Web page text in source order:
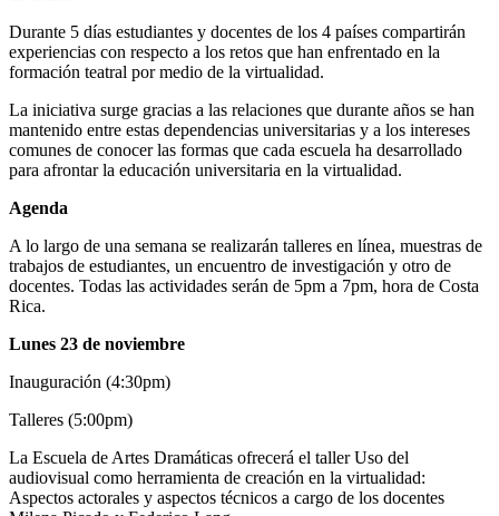
Durante 5 días estudiantes y docentes de los 4 países compartirán
experiencias con respecto a los retos que han enfrentado en la
formación teatral por medio de la virtualidad.
La iniciativa surge gracias a las relaciones que durante años se han
mantenido entre estas dependencias universitarias y a los intereses
comunes de conocer las formas que cada escuela ha desarrollado
para afrontar la educación universitaria en la virtualidad.
Agenda
A lo largo de una semana se realizarán talleres en línea, muestras de
trabajos de estudiantes, un encuentro de investigación y otro de
docentes. Todas las actividades serán de 5pm a 7pm, hora de Costa
Rica.
Lunes 23 de noviembre
Inauguración (4:30pm)
Talleres (5:00pm)
La Escuela de Artes Dramáticas ofrecerá el taller Uso del
audiovisual como herramienta de creación en la virtualidad:
Aspectos actorales y aspectos técnicos a cargo de los docentes